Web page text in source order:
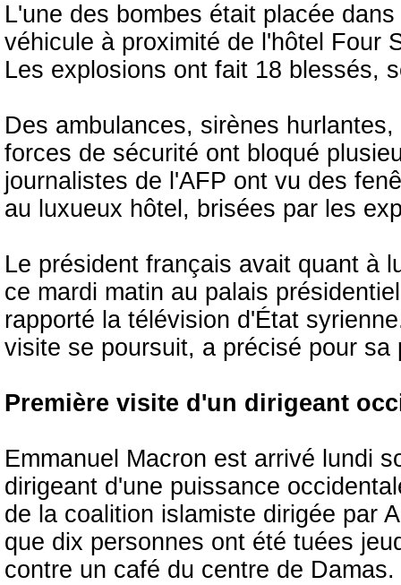
L'une des bombes était placée
véhicule à proximité de l'hôtel Four
Les explosions ont fait 18 blessés,
Des ambulances, sirènes
forces de sécurité ont bloqué
journalistes de l'AFP ont vu des
au luxueux hôtel, brisées par les
Le président français avait quant à
ce mardi matin ​au palais
rapporté la télévision d'État
visite se poursuit, a précisé pour
Première visite d'un dirigeant
Emmanuel Macron est arrivé lundi
dirigeant d'une puissance
de la coalition islamiste dirigée par
que dix personnes ont été tuées
contre un café du centre de Damas.